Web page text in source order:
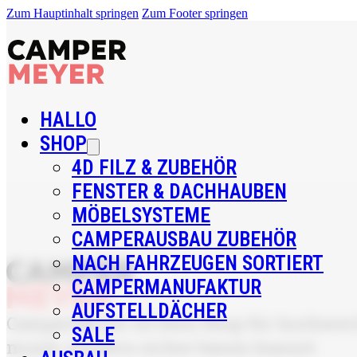
Zum Hauptinhalt springen Zum Footer springen
HALLO
SHOP
4D FILZ & ZUBEHÖR
FENSTER & DACHHAUBEN
MÖBELSYSTEME
CAMPERAUSBAU ZUBEHÖR
NACH FAHRZEUGEN SORTIERT
CAMPERMANUFAKTUR
AUFSTELLDÄCHER
SALE
CamperMeyer ist Dein Shop für
musst, sondern sicher bauen kannst.